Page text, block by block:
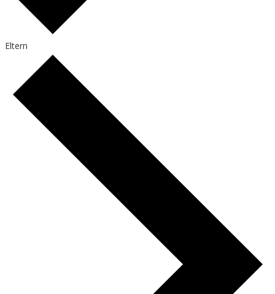
Eltern